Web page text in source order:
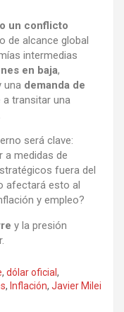
un conflicto
de alcance global
intermedias
en baja,
una demanda de
a transitar una
será clave:
a medidas de
fuera del
afectará esto al
y empleo?
y la presión
, dólar oficial ,
, Inflación, Javier Milei